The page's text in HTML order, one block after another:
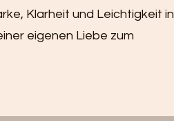
Klarheit und Leichtigkeit in
eigenen Liebe zum